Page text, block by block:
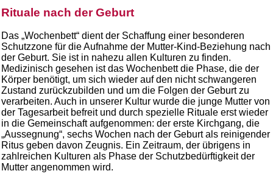
Rituale nach der Geburt
Das „Wochenbett“ dient der Schaffung einer besonderen
Schutzzone für die Aufnahme der Mutter-Kind-Beziehung nach
der Geburt. Sie ist in nahezu allen Kulturen zu finden.
Medizinisch gesehen ist das Wochenbett die Phase, die der
Körper benötigt, um sich wieder auf den nicht schwangeren
Zustand zurückzubilden und um die Folgen der Geburt zu
verarbeiten. Auch in unserer Kultur wurde die junge Mutter von
der Tagesarbeit befreit und durch spezielle Rituale erst wieder
in die Gemeinschaft aufgenommen: der erste Kirchgang, die
„Aussegnung“, sechs Wochen nach der Geburt als reinigender
Ritus geben davon Zeugnis. Ein Zeitraum, der übrigens in
zahlreichen Kulturen als Phase der Schutzbedürftigkeit der
Mutter angenommen wird.